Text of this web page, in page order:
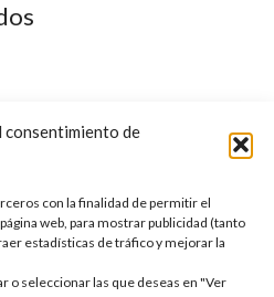
consentimiento de
con la finalidad de permitir el
web, para mostrar publicidad (tanto
estadísticas de tráfico y mejorar la
o seleccionar las que deseas en "Ver